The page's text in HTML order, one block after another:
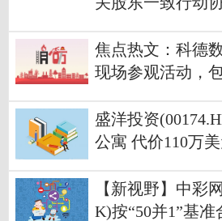
焦点热文：科德
现场参观活动，
盛洋投资
公寓 代价110万
【新视野】中彩
K)按“50并1”基准